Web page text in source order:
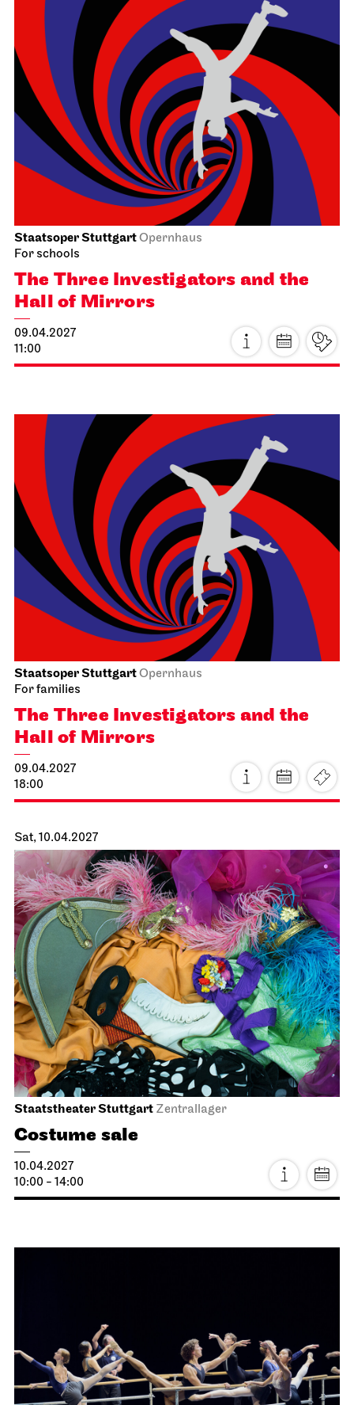
Staatsoper StuttgartOpernhaus
For schools
The Three Investigators and the
Hall of Mirrors
09.04.2027
11:00
Staatsoper StuttgartOpernhaus
For families
The Three Investigators and the
Hall of Mirrors
09.04.2027
18:00
Sat, 10.04.2027
Staatstheater Stuttgart Zentrallager
Costume sale
10.04.2027
10:00 - 14:00